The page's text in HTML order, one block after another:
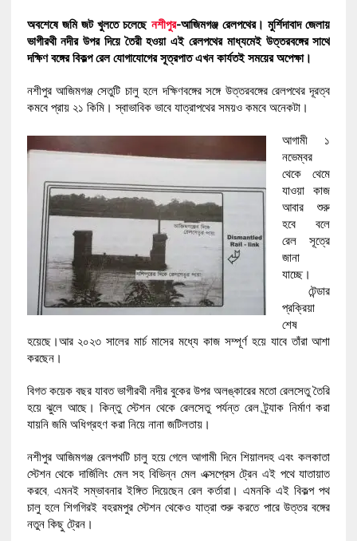
অবশেষে জমি জট খুলতে চলেছে নশীপুর-আজিমগঞ্জ রেলপথের। মুর্শিদাবাদ জেলায়
ভাগীরথী নদীর উপর দিয়ে তৈরী হওয়া এই রেলপথের মাধ্যমেই উত্তরবঙ্গের সাথে
দক্ষিণ বঙ্গের বিকল্প রেল যোগাযোগের সূত্রপাত এখন কার্যতই সময়ের অপেক্ষা।
নশীপুর আজিমগঞ্জ সেতুটি চালু হলে দক্ষিণবঙ্গের সঙ্গে উত্তরবঙ্গের রেলপথের দূরত্ব
কমবে প্রায় ২১ কিমি। স্বাভাবিক ভাবে যাত্রাপথের সময়ও কমবে অনেকটা।
আগামী ১
নভেম্বর
থেকে থেমে
যাওয়া কাজ
আবার শুরু
হবে বলে
রেল সূত্রে
জানা
যাচ্ছে।
টেন্ডার
প্রক্রিয়া
শেষ
হয়েছে।আর ২০২৩ সালের মার্চ মাসের মধ্যে কাজ সম্পূর্ণ হয়ে যাবে তাঁরা আশা
করছেন।
বিগত কয়েক বছর যাবত ভাগীরথী নদীর বুকের উপর অলঙ্কারের মতো রেলসেতু তৈরি
হয়ে ঝুলে আছে। কিন্তু স্টেশন থেকে রেলসেতু পর্যন্ত রেল ট্র্যাক নির্মাণ করা
যায়নি জমি অধিগ্রহণ করা নিয়ে নানা জটিলতায়।
নশীপুর আজিমগঞ্জ রেলপথটি চালু হয়ে গেলে আগামী দিনে শিয়ালদহ এবং কলকাতা
স্টেশন থেকে দার্জিলিং মেল সহ বিভিন্ন মেল এক্সপ্রেস ট্রেন এই পথে যাতায়াত
করবে, এমনই সম্ভাবনার ইঙ্গিত দিয়েছেন রেল কর্তারা। এমনকি এই বিকল্প পথ
চালু হলে শিগগিরই বহরমপুর স্টেশন থেকেও যাত্রা শুরু করতে পারে উত্তর বঙ্গের
নতুন কিছু ট্রেন।